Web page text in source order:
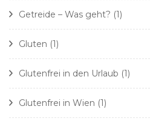
Getreide – Was geht? (1)
Gluten (1)
Glutenfrei in den Urlaub (1)
Glutenfrei in Wien (1)